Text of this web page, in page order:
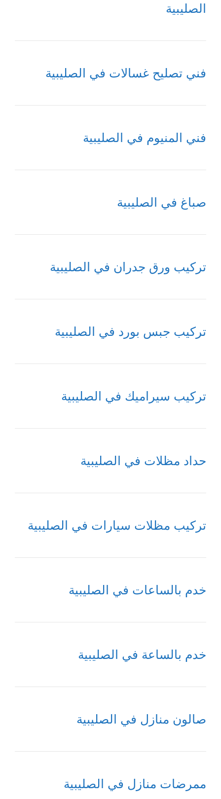
الصليبية
فني تصليح غسالات في الصليبية
فني المنيوم في الصليبية
صباغ في الصليبية
تركيب ورق جدران في الصليبية
تركيب جبس بورد في الصليبية
تركيب سيراميك في الصليبية
حداد مظلات في الصليبية
تركيب مظلات سيارات في الصليبية
خدم بالساعات في الصليبية
خدم بالساعة في الصليبية
صالون منازل في الصليبية
ممرضات منازل في الصليبية